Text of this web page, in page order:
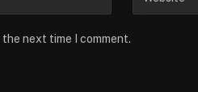
next time I comment.